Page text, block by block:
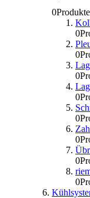
0
0
0
0
0
0
0
0
0